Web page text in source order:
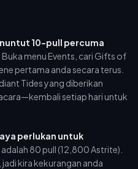
10-pull percuma
Buka menu Events, cari Gifts of
pertama anda secara terus.
Tides yang diberikan
setiap hari untuk
perlukan untuk
80 pull (12,800 Astrite).
kira kekurangan anda